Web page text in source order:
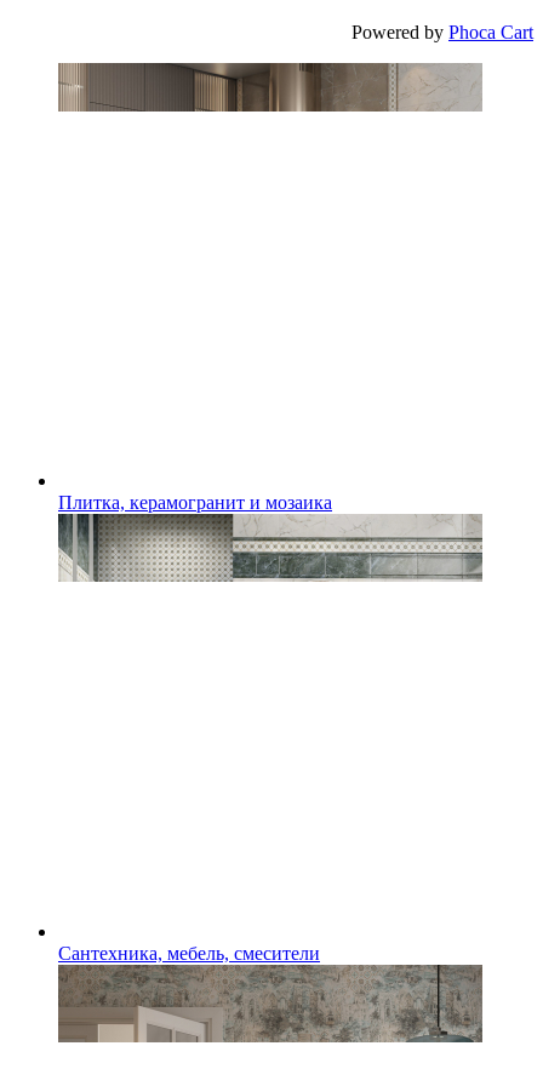
Powered by Phoca Cart
Плитка, керамогранит и мозаика
Сантехника, мебель, смесители